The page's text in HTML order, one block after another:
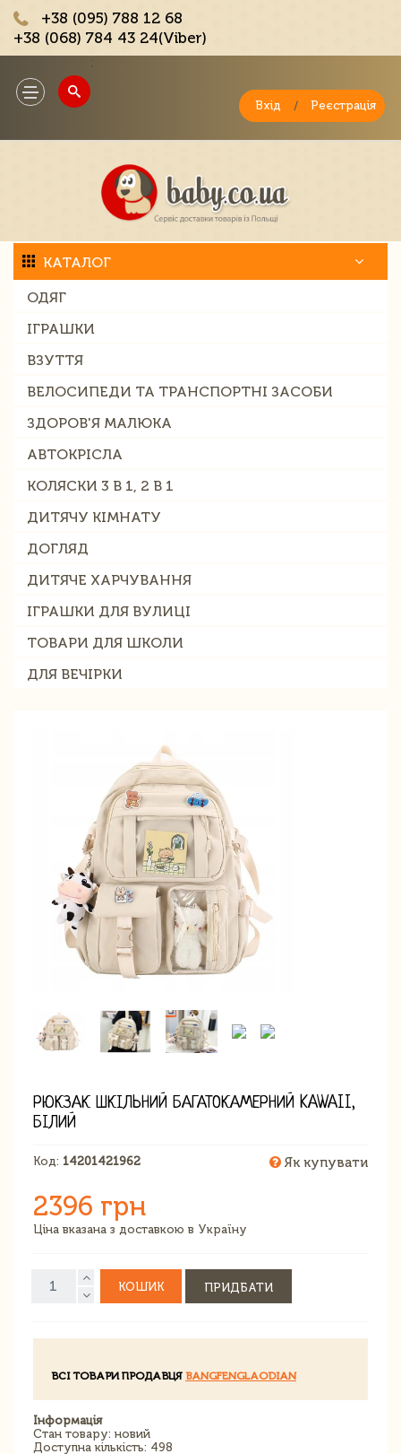
+38 (095) 788 12 68
+38 (068) 784 43 24(Viber)
Toggle
navigation
Вхід / Реєстрація
КАТАЛОГ
ОДЯГ
ІГРАШКИ
ВЗУТТЯ
ВЕЛОСИПЕДИ ТА ТРАНСПОРТНІ ЗАСОБИ
ЗДОРОВ'Я МАЛЮКА
АВТОКРІСЛА
КОЛЯСКИ 3 В 1, 2 В 1
ДИТЯЧУ КІМНАТУ
ДОГЛЯД
ДИТЯЧЕ ХАРЧУВАННЯ
ІГРАШКИ ДЛЯ ВУЛИЦІ
ТОВАРИ ДЛЯ ШКОЛИ
ДЛЯ ВЕЧІРКИ
РЮКЗАК ШКІЛЬНИЙ БАГАТОКАМЕРНИЙ KAWAII,
БІЛИЙ
Код: 14201421962 Як купувати
2396 грн
Ціна вказана з доставкою в Україну
КОШИК ПРИДБАТИ
ВСІ ТОВАРИ ПРОДАВЦЯ BANGFENGLAODIAN
Інформація
Стан товару: новий
Доступна кількість: 498